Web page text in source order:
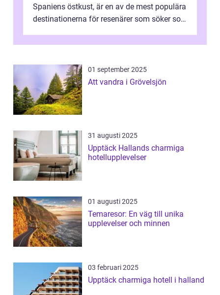
Spaniens östkust, är en av de mest populära
destinationerna för resenärer som söker sol,
01 september 2025
Att vandra i Grövelsjön
31 augusti 2025
Upptäck Hallands charmiga
hotellupplevelser
01 augusti 2025
Temaresor: En väg till unika
upplevelser och minnen
03 februari 2025
Upptäck charmiga hotell i halland